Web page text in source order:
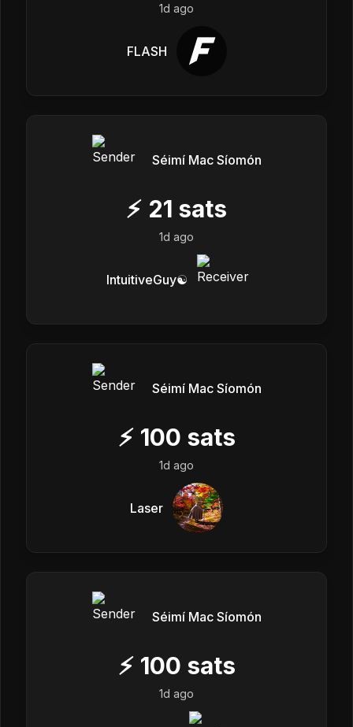
1d ago
FLASH
Séimí Mac Síomón
⚡ 21 sats
1d ago
IntuitiveGuy☯️
Séimí Mac Síomón
⚡ 100 sats
1d ago
Laser
Séimí Mac Síomón
⚡ 100 sats
1d ago